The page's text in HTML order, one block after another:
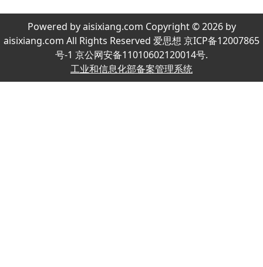
Powered by aisixiang.com Copyright © 2026 by
aisixiang.com All Rights Reserved 爱思想 京ICP备12007865
号-1 京公网安备11010602120014号.
工业和信息化部备案管理系统